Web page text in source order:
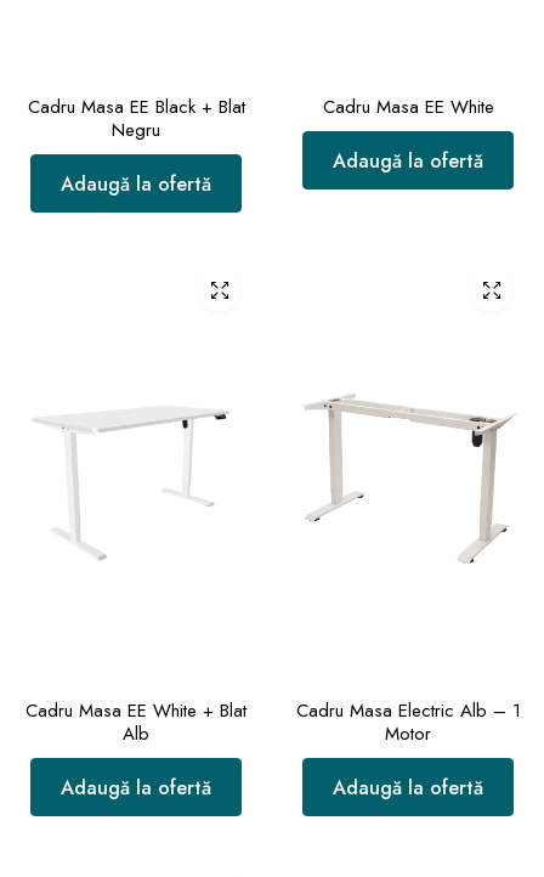
Cadru Masa EE Black + Blat
Negru
Adaugă la ofertă
Cadru Masa EE White
Adaugă la ofertă
Cadru Masa EE White + Blat
Alb
Adaugă la ofertă
Cadru Masa Electric Alb – 1
Motor
Adaugă la ofertă